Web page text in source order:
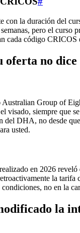
la duración del
pero el
código
oferta no dice
Group of
visado, siempre que
DHA, no desde
usted.
en 2026
la
no en la
la